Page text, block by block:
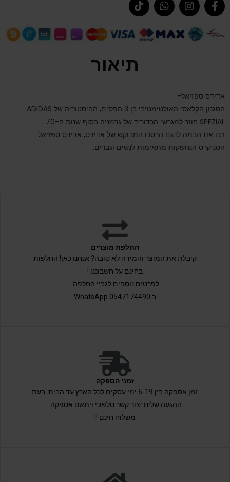
תיאור
אדידס ספזיאל-
הסגנון הקלאסי האולטימטיבי בן 3 הפסים, ההיסטוריה של ADIDAS
SPEZIAL חוזר למגרשי הכדוריד של גרמניה בסוף שנות ה-70.
תנו את הבמה לדגם הרטרו המבוקש של אדידס, אדידס ספזיאל.
הסניקרס הנחשקות מתאימות לנשים וגברים.
החלפת מוצרים
קיבלת את המוצר והמידה לא טובה? אנחנו כאן! החלפות
בחינם על חשבוננו !
לפרטים נוספים לגביי החלפה:
ב 0547174490 WhatsApp
זמני הספקה
זמן אספקה בין 6-19 ימי עסקים לכל הארץ עד הבית. בעת
ההגעה שליח יצור קשר טלפוני ויתאם אספקה.
משלוח חינם !!